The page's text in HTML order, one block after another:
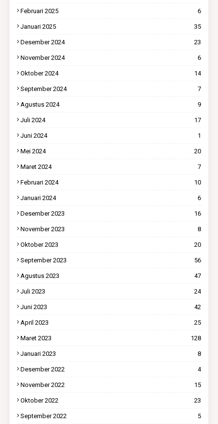
Februari 2025 6
Januari 2025 35
Desember 2024 23
November 2024 6
Oktober 2024 14
September 2024 7
Agustus 2024 9
Juli 2024 17
Juni 2024 1
Mei 2024 20
Maret 2024 7
Februari 2024 10
Januari 2024 6
Desember 2023 16
November 2023 8
Oktober 2023 20
September 2023 56
Agustus 2023 47
Juli 2023 24
Juni 2023 42
April 2023 25
Maret 2023 128
Januari 2023 8
Desember 2022 4
November 2022 15
Oktober 2022 23
September 2022 5